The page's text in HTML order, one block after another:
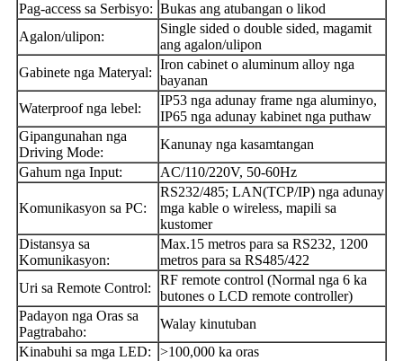
Pag-access sa Serbisyo: Bukas ang atubangan o likod
Agalon/ulipon:
Single sided o double sided, magamit
ang agalon/ulipon
Gabinete nga Materyal:
Iron cabinet o aluminum alloy nga
bayanan
Waterproof nga lebel:
IP53 nga adunay frame nga aluminyo,
IP65 nga adunay kabinet nga puthaw
Gipangunahan nga
Driving Mode:
Kanunay nga kasamtangan
Gahum nga Input:
AC/110/220V, 50-60Hz
Komunikasyon sa PC:
RS232/485; LAN(TCP/IP) nga adunay
mga kable o wireless, mapili sa
kustomer
Distansya sa
Komunikasyon:
Max.15 metros para sa RS232, 1200
metros para sa RS485/422
Uri sa Remote Control:
RF remote control (Normal nga 6 ka
butones o LCD remote controller)
Padayon nga Oras sa
Pagtrabaho:
Walay kinutuban
Kinabuhi sa mga LED:
>100,000 ka oras